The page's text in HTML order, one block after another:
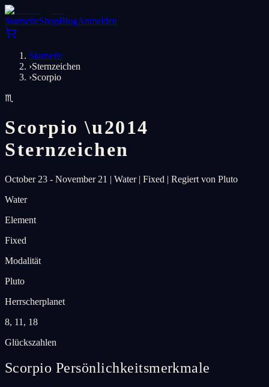
StartseiteShopBlogAnmelden
Startseite
›Sternzeichen
›Scorpio
♏
Scorpio \u2014
Sternzeichen
October 23 - November 21 | Water| Fixed | Regiert von Pluto
Water
Element
Fixed
Modalität
Pluto
Herrscherplanet
8, 11, 18
Glückszahlen
Scorpio Persönlichkeitsmerkmale